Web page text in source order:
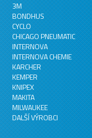
3M
BONDHUS
CYCLO
CHICAGO PNEUMATIC
INTERNOVA
INTERNOVA CHEMIE
KARCHER
KEMPER
KNIPEX
MAKITA
MILWAUKEE
DALŠÍ VÝROBCI